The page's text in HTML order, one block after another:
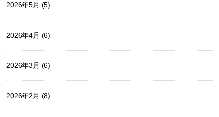
2026年5月 (5)
2026年4月 (6)
2026年3月 (6)
2026年2月 (8)